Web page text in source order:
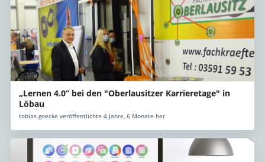
„Lernen 4.0“ bei den "Oberlausitzer Karrieretage" in
Löbau
tobias.goecke veröffentlichte 4 Jahre, 6 Monate her